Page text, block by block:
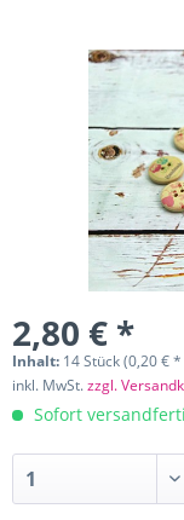
2,80 € *
Inhalt: 14 Stück (0,20 €
inkl. MwSt.zzgl.
Sofort